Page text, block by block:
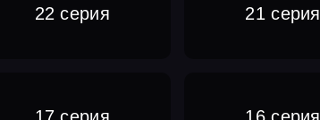
22 серия 21 серия